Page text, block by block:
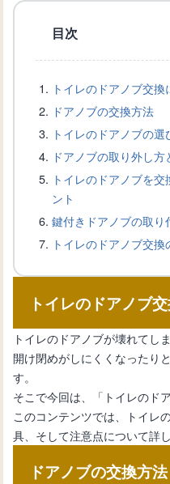
な
ト
か
理
取
【
ト
の
目次
トイレのドアノブ交換
ドアノブの交換方法
トイレのドアノブの選
ドアノブの取り外し
トイレのドアノブを
ント
鍵付きドアノブの取り
トイレのドアノブ交
トイレのドアノブ
トイレのドアノブが壊れてし
開け閉めがしにくくなったり
す。
そこで今回は、「トイレのド
このコンテンツでは、トイレ
具、そして注意点について詳
ドアノブの交換方法